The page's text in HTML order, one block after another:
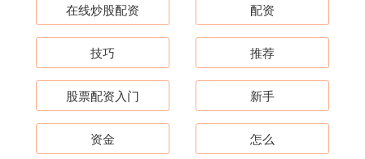
在线炒股配资 配资
技巧 推荐
股票配资入门 新手
资金 怎么